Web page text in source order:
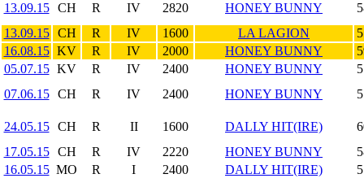
13.09.15
CH R IV 2820 HONEY BUNNY
13.09.15
CH R IV 1600 LA LAGION
16.08.15 KV R IV 2000 HONEY BUNNY
05.07.15 KV R IV 2400 HONEY BUNNY
07.06.15
CH R IV 2400 HONEY BUNNY
24.05.15 CH R II 1600 DALLY HIT(IRE)
17.05.15
CH R IV 2220 HONEY BUNNY
16.05.15 MO R I 2400 DALLY HIT(IRE)